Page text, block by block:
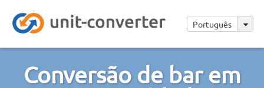
Português
Conversão de bar em